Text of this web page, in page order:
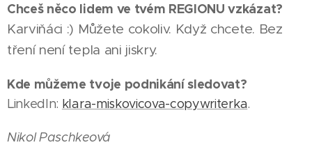
Chceš něco lidem ve tvém REGIONU vzkázat?
Karviňáci :) Můžete cokoliv. Když chcete. Bez
tření není tepla ani jiskry.
Kde můžeme tvoje podnikání sledovat?
LinkedIn: klara-miskovicova-copywriterka.
Nikol Paschkeová
|
Karvinská
knihovnice
Wierzgoń
získala
krajské
08.06.2026
|Mladý
Karviňák
14.05.2026
Jaroslav
Thér